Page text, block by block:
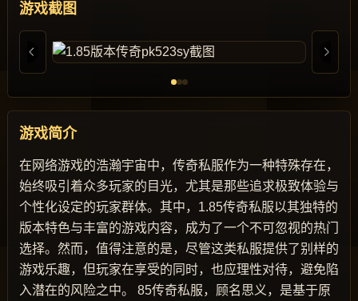
游戏截图
游戏简介
在网络游戏的浩瀚宇宙中，传奇私服作为一种特殊存在，
始终吸引着众多玩家的目光，尤其是那些追求极致体验与
个性化设定的玩家群体。其中，1.85传奇私服以其独特的
版本特色与丰富的游戏内容，成为了一个不可忽视的热门
选择。然而，值得注意的是，尽管这类私服提供了别样的
游戏乐趣，但玩家在享受的同时，也应理性对待，避免陷
入潜在的风险之中。 85传奇私服，顾名思义，是基于原